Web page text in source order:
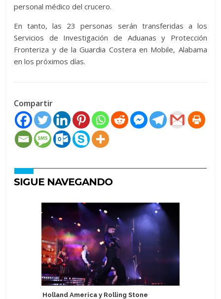
personal médico del crucero.
En tanto, las 23 personas serán transferidas a los
Servicios de Investigación de Aduanas y Protección
Fronteriza y de la Guardia Costera en Mobile, Alabama
en los próximos días.
Compartir
SIGUE NAVEGANDO
Holland America y Rolling Stone